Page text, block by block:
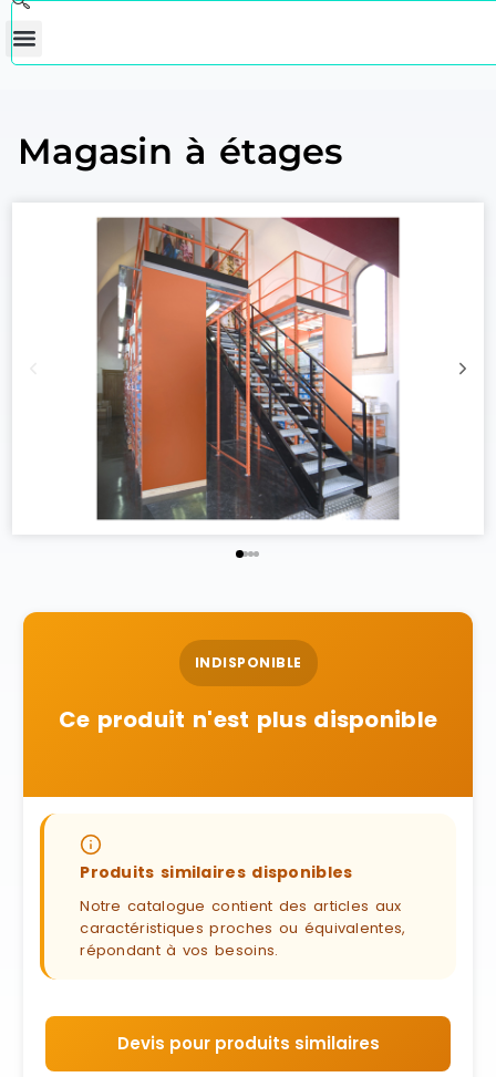
Magasin à étages
INDISPONIBLE
Ce produit n'est plus disponible
Produits similaires disponibles
Notre catalogue contient des articles aux
caractéristiques proches ou équivalentes,
répondant à vos besoins.
Devis pour produits similaires